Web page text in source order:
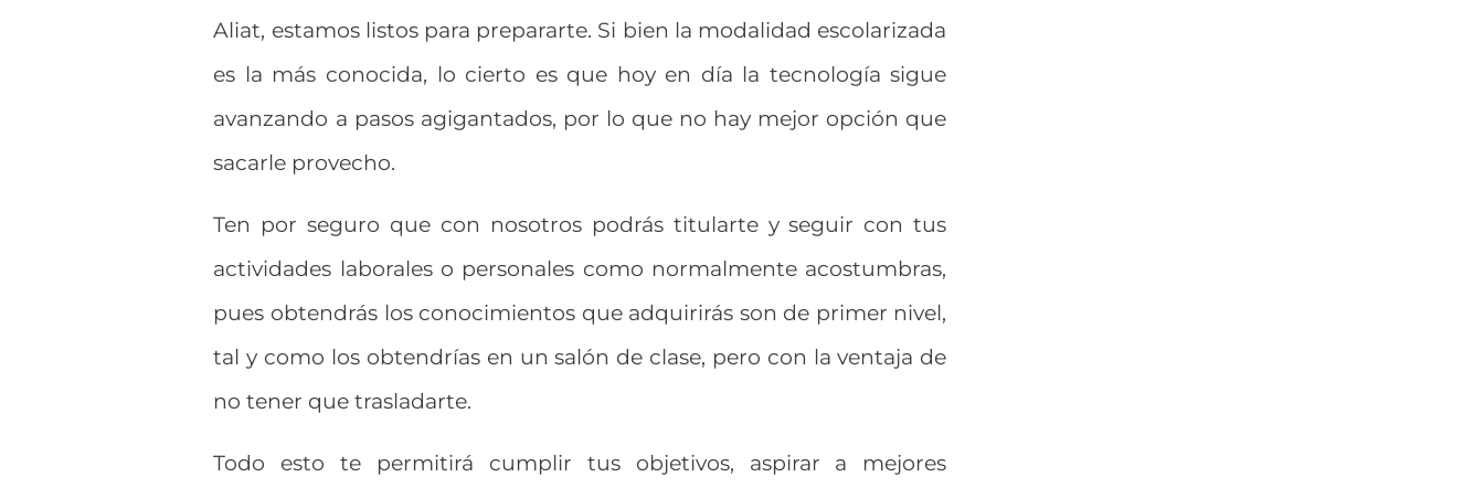
Aliat, estamos listos para prepararte. Si bien la modalidad escolarizada
es la más conocida, lo cierto es que hoy en día la tecnología sigue
avanzando a pasos agigantados, por lo que no hay mejor opción que
sacarle provecho.
Ten por seguro que con nosotros podrás titularte y seguir con tus
actividades laborales o personales como normalmente acostumbras,
pues obtendrás los conocimientos que adquirirás son de primer nivel,
tal y como los obtendrías en un salón de clase, pero con la ventaja de
no tener que trasladarte.
Todo esto te permitirá cumplir tus objetivos, aspirar a mejores